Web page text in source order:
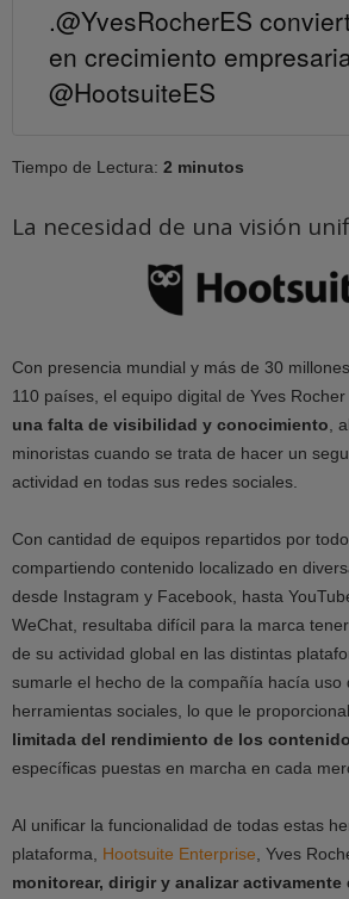
.@YvesRocherES
en crecimiento
@HootsuiteES
Tiempo de Lectura: 2 minutos
La necesidad de una visión
Con presencia mundial y más de 30
110 países, el equipo digital de Yves
una falta de visibilidad y conocimiento ,
minoristas cuando se trata de hacer un
actividad en todas sus redes sociales.
Con cantidad de equipos repartidos por todo
compartiendo contenido localizado en
desde Instagram y Facebook, hasta
WeChat, resultaba difícil para la marca
de su actividad global en las distintas
sumarle el hecho de la compañía hacía uso
herramientas sociales, lo que le
limitada del rendimiento de los
específicas puestas en marcha en cada
Al unificar la funcionalidad de todas estas
plataforma, Hootsuite Enterprise , Yves
monitorear, dirigir y analizar